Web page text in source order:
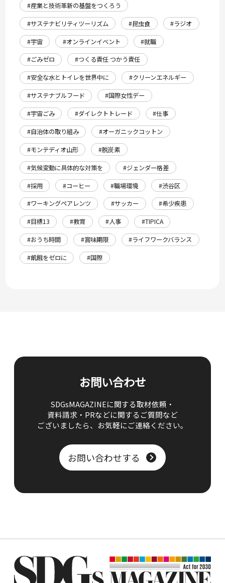
#産業と技術革新の基盤をつくろう
#サステナビリティツーリズム
#昆虫食
#ラジオ
#宇宙
#オンラインイベント
#就職
#ごみゼロ
#つくる責任 つかう責任
#安全な水とトイレを世界中に
#クリーンエネルギー
#サステナブルフード
#国際女性デー
#宇宙ごみ
#ダイレクトトレード
#仕事
#自治体の取り組み
#オーガニックコットン
#モンテディオ山形
#脱炭素
#気候変動に具体的な対策を
#ジェンダー格差
#採用
#コーヒー #職場環境
#渋谷区
#ワーキングペアレンツ
#サッカー
#希少疾患
#目標13
#教育 #人事
#TIPICA
#おうち時間
#賞味期限
#ライフワークバランス
#飢餓をゼロに
#国際
お問い合わせ
SDGsMAGAZINEに関する取材依頼・
資料請求・PRなどに関するご質問など
ございましたら、 お気軽にご連絡ください。
お問い合わせする